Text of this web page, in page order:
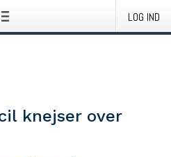
LOG IND
knejser over